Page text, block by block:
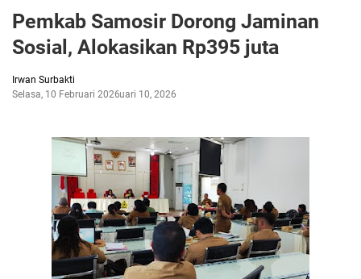
Pemkab Samosir Dorong Jaminan
Sosial, Alokasikan Rp395 juta
Irwan Surbakti
Selasa, 10 Februari 2026Februari 10, 2026